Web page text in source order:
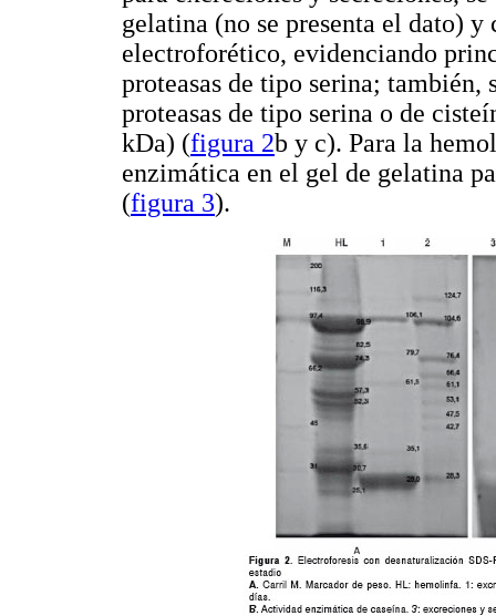
gelatina (no se presenta el dato)
electroforético, evidenciando
proteasas de tipo serina;
proteasas de tipo serina o de
kDa) (figura 2b y c). Para la
enzimática en el gel de gelatina
(figura 3).